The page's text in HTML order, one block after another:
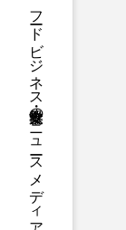
フードビジネス・飲食業界のニュースメディア